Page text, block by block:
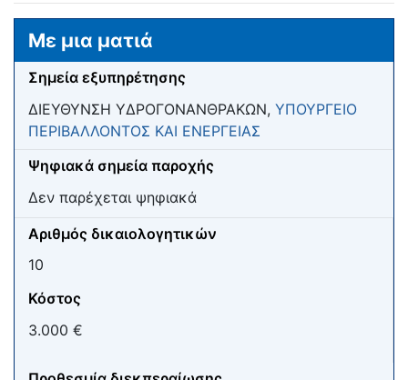
Μετάβαση σε: πλοήγηση
Με μια ματιά
Σημεία εξυπηρέτησης
ΔΙΕΥΘΥΝΣΗ ΥΔΡΟΓΟΝΑΝΘΡΑΚΩΝ, ΥΠΟΥΡΓΕΙΟ
ΠΕΡΙΒΑΛΛΟΝΤΟΣ ΚΑΙ ΕΝΕΡΓΕΙΑΣ
Ψηφιακά σημεία παροχής
Δεν παρέχεται ψηφιακά
Αριθμός δικαιολογητικών
10
Κόστος
3.000 €